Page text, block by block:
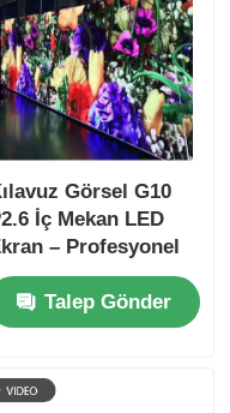
Görsel G10
İç Mekan LED
– Profesyonel
Sahne Uygulamaları
Yüksek Yenileme
Talep Gönder